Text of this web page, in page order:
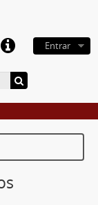
Entrar